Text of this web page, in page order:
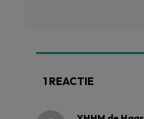
1 REACTIE